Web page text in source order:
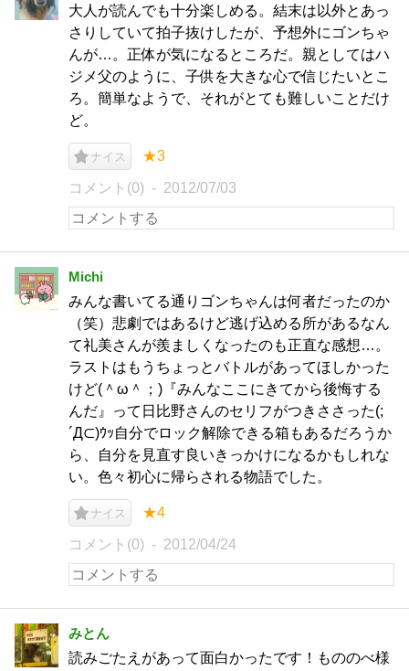
大人が読んでも十分楽しめる。結末は以外とあっ
さりしていて拍子抜けしたが、予想外にゴンちゃ
んが…。正体が気になるところだ。親としてはハ
ジメ父のように、子供を大きな心で信じたいとこ
ろ。簡単なようで、それがとても難しいことだけ
ど。
ナイス ★3
コメント(0) 2012/07/03
Michi
みんな書いてる通りゴンちゃんは何者だったのか
（笑）悲劇ではあるけど逃げ込める所があるなん
て礼美さんが羨ましくなったのも正直な感想…。
ラストはもうちょっとバトルがあってほしかった
けど(＾ω＾；)『みんなここにきてから後悔する
んだ』って日比野さんのセリフがつきささった(;
´Д⊂)ｳｯ自分でロック解除できる箱もあるだろうか
ら、自分を見直す良いきっかけになるかもしれな
い。色々初心に帰らされる物語でした。
ナイス ★4
コメント(0) 2012/04/24
みとん
読みごたえがあって面白かったです！もののべ様